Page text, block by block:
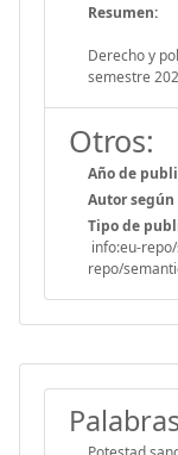
Resumen:
Derecho y
semestre
Otros:
Año de
Autor
Tipo de
info:eu-
repo/